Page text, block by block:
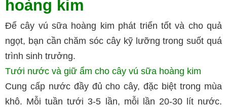
hoàng kim
Để cây vú sữa hoàng kim phát triển tốt và cho quả
ngọt, bạn cần chăm sóc cây kỹ lưỡng trong suốt quá
trình sinh trưởng.
Tưới nước và giữ ẩm cho cây vú sữa hoàng kim
Cung cấp nước đầy đủ cho cây, đặc biệt trong mùa
khô. Mỗi tuần tưới 3-5 lần, mỗi lần 20-30 lít nước.